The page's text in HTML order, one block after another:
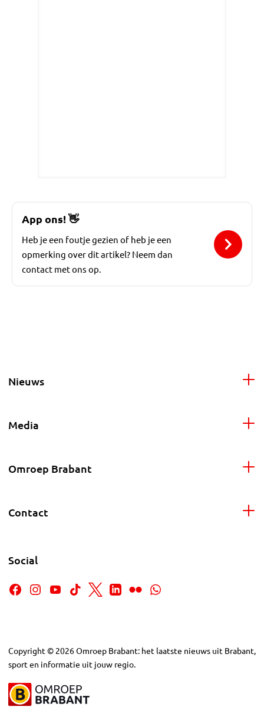
App ons!👋
Heb je een foutje gezien of heb je een
opmerking over dit artikel? Neem dan
contact met ons op.
Nieuws
Media
Omroep Brabant
Contact
Social
Copyright © 2026Omroep Brabant: het laatste nieuws uit Brabant,
sport en informatie uit jouw regio.